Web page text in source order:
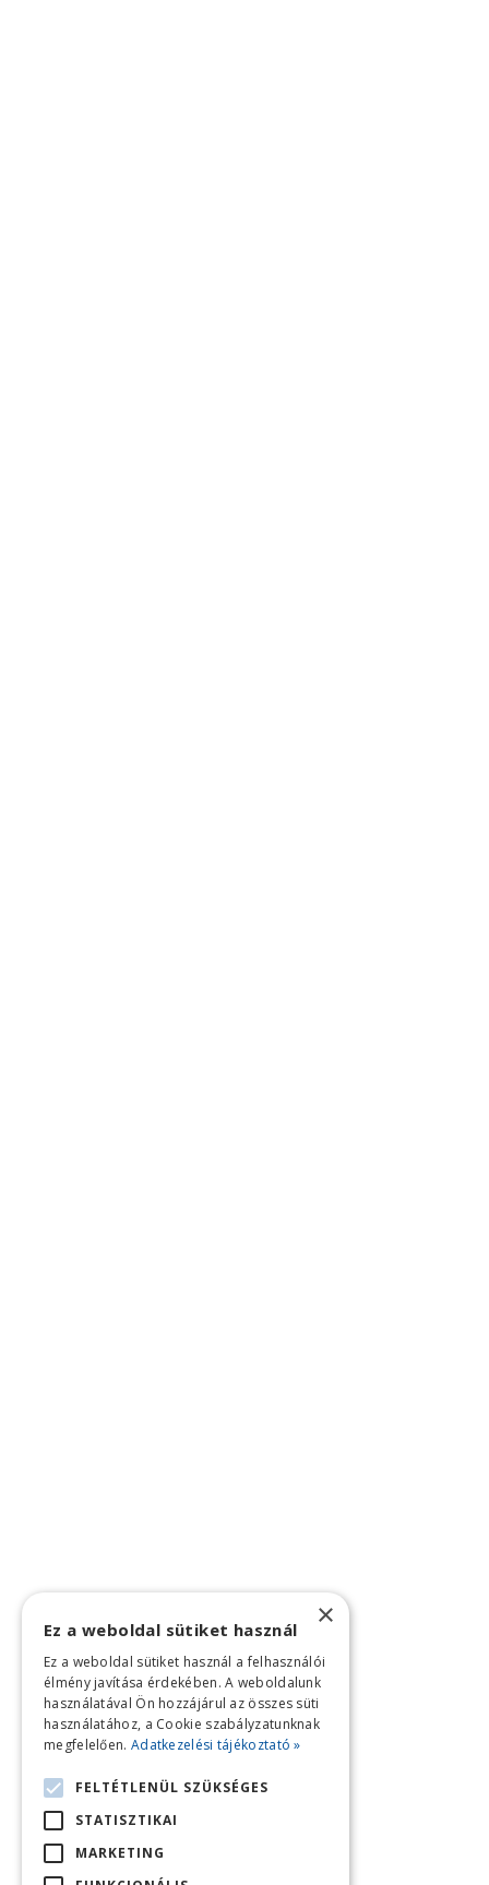
×
Ez a weboldal sütiket használ
Ez a weboldal sütiket használ a felhasználói
élmény javítása érdekében. A weboldalunk
használatával Ön hozzájárul az összes süti
használatához, a Cookie szabályzatunknak
megfelelően. Adatkezelési tájékoztató »
FELTÉTLENÜL SZÜKSÉGES
STATISZTIKAI
MARKETING